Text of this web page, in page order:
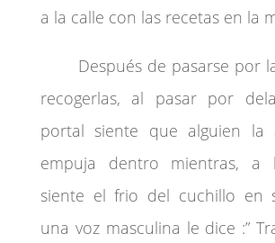
a la calle con las recetas en la
Después de pasarse por
recogerlas, al pasar por
portal siente que alguien la
empuja dentro mientras, a
siente el frio del cuchillo en
una voz masculina le dice :”